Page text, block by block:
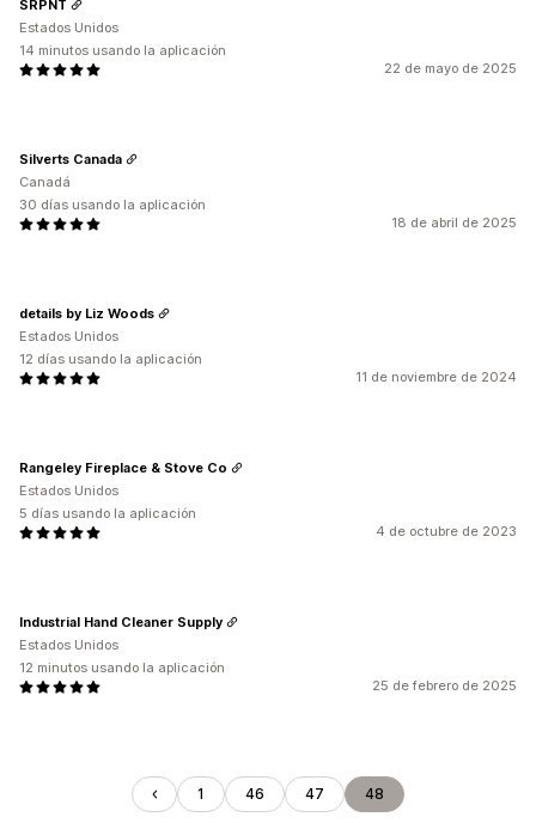
22 de mayo de 2025
SRPNT
Estados Unidos
14 minutos usando la aplicación
18 de abril de 2025
Silverts Canada
Canadá
30 días usando la aplicación
11 de noviembre de 2024
details by Liz Woods
Estados Unidos
12 días usando la aplicación
4 de octubre de 2023
Rangeley Fireplace & Stove Co
Estados Unidos
5 días usando la aplicación
25 de febrero de 2025
Industrial Hand Cleaner Supply
Estados Unidos
12 minutos usando la aplicación
1 46 47 48